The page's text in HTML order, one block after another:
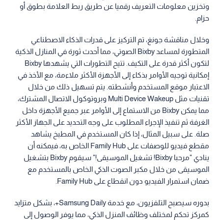
وتخزين معلومات التعريف رقميا عن طريق ربط العلامة بطوق أو
حزام.
وخلال مناقشة جونغ، تم التركيز على قدرات الذكاء الاصطناعي
المتطورة لمساعد Bixby الصوتي، مما أحدث ثورة في المنازل الذكية
لتكون أكثر قدرة على التكيف. تتيح التطورات التي يشهدها Bixby
إمكانية توجيه الأوامر بذكاء إلى الأجهزة الأكثر ملاءمة، مع الأخذ في
الاعتبار موقع المستخدم وأنشطته. يتم تسهيل ذلك من خلال
تقنيات مثل Multi Device Wakeup وبروتوكول الاتصال المشترك،
مما يمكن Bixby من الاستماع إلى الأوامر عبر جميع الأجهزة داخل
الغرفة ثم تنفيذ الإجراء المطلوب على وجه التحديد على الجهاز الأكثر
صلة. على سبيل المثال، إذا كان المستخدم في المطبخ يشاهد
مقطع فيديو للوصفات على Family Hub الخاص به، فيمكنه أن
ينادي "مرحبا Bixby! تشغيل الموسيقى!" سيقوم Bixby بتشغيل
الموسيقى من خلال مكبر الصوت الذكي الخاص بالمستخدم مع
ضمان استمرار الفيديو دون انقطاع على Family Hub.
بدوره سيصبح التلفزيون، مع خدمة Samsung Daily+، بشكل متزايد
كمركز تحكم لمختلف وظائف المنزل الذكي، مما يوفر الوصول إلى